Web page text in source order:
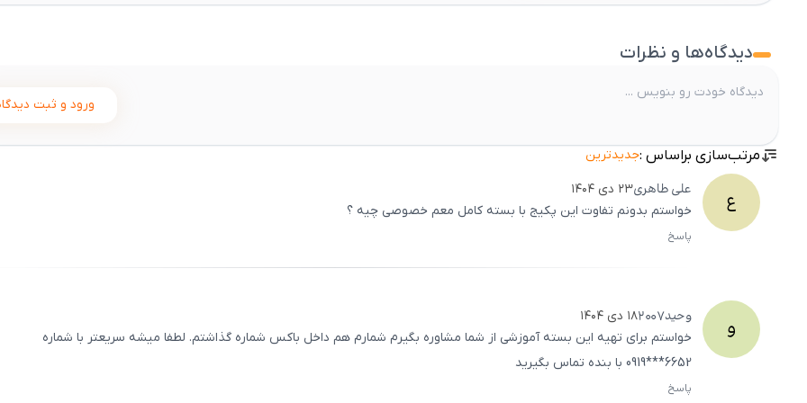
دیدگاه‌ها و نظرات
ورود و ثبت
مرتب‌سازی براساس :جدیدترین
ع علیطاهری۲۳ دی ۱۴۰۴
خواستم بدونم تفاوت این پکیج با بسته کامل معم خصوصی چیه ؟
پاسخ
و وحید2007۱۸ دی ۱۴۰۴
خواستم برای تهیه این بسته آموزشی از شما مشاوره بگیرم شمارم هم داخل باکس شماره گذاشتم. لطفا میشه سریعتر با شماره
6652***0919 با بنده تماس بگیرید
پاسخ